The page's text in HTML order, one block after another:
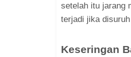
setelah itu jarang
terjadi jika
Keseringan